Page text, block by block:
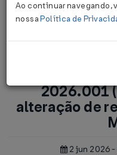
alteração de regra de
Publicada v.
2026.001
alteração de
2 jun 2026
Ao continuar navegando,
nossaPolítica de